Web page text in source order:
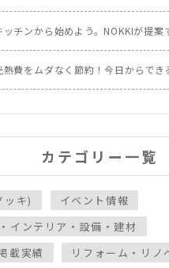
ッチンから始めよう。NOKKIが提案
熱費をムダなく節約！今日からで
カテゴリー一覧
ッキ)
イベント情報
インテリア・設備・建材
載実績
リフォーム・リノ